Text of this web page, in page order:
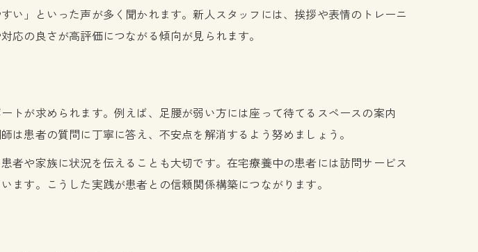
のおもてなし体験談
心感ある声かけ術
なコミュニケーション
安心感につながる理由
」といった声が多く聞かれます。新人スタッフには、挨拶や表情のトレーニ
応の良さが高評価につながる傾向が見られます。
が求められます。例えば、足腰が弱い方には座って待てるスペースの案内
患者の質問に丁寧に答え、不安点を解消するよう努めましょう。
者や家族に状況を伝えることも大切です。在宅療養中の患者には訪問サービス
す。こうした実践が患者との信頼関係構築につながります。